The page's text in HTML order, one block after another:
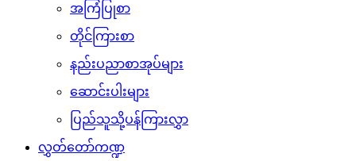
အကြံပြုစာ
တိုင်ကြားစာ
နည်းပညာစာအုပ်များ
ဆောင်းပါးများ
ပြည်သူသို့ပန်ကြားလွှာ
လွှတ်တော်ကဏ္ဍ